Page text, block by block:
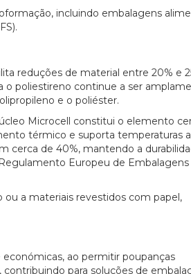
incluindo embalagens
reduções de material entre 20% e
poliestireno continue a ser
e o poliéster.
Microcell constitui o elemento
térmico e suporta temperaturas
cerca de 40%, mantendo a
Europeu de Embalagens
a materiais revestidos com papel,
ao permitir poupanças
para soluções de